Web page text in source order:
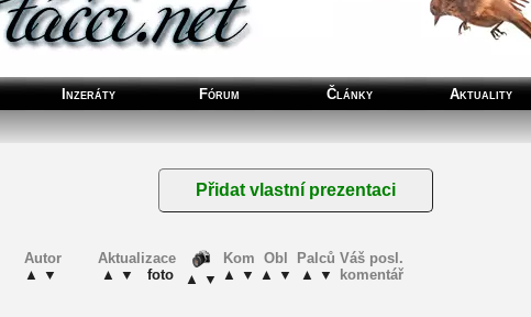
Inzeráty Fórum Články
Aktuality
Autor
▲ ▼
Aktualizace
▲ ▼ foto ▲ ▼
Kom
▲ ▼
Obl
▲ ▼
Palců
▲ ▼
Váš posl.
komentář